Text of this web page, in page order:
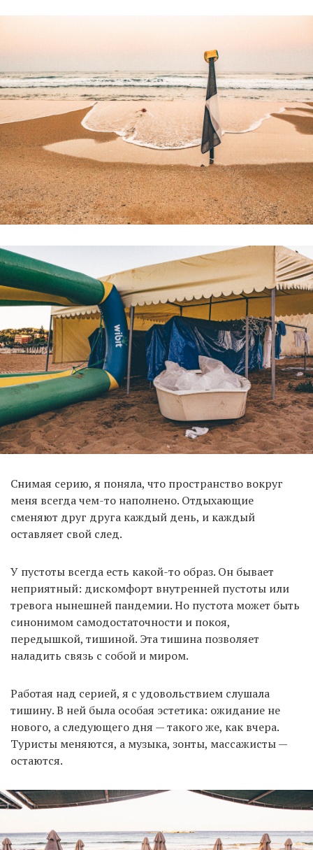
Снимая серию, я поняла, что пространство вокруг
меня всегда чем-то наполнено. Отдыхающие
сменяют друг друга каждый день, и каждый
оставляет свой след.
У пустоты всегда есть какой-то образ. Он бывает
неприятный: дискомфорт внутренней пустоты или
тревога нынешней пандемии. Но пустота может быть
синонимом самодостаточности и покоя,
передышкой, тишиной. Эта тишина позволяет
наладить связь с собой и миром.
Работая над серией, я с удовольствием слушала
тишину. В ней была особая эстетика: ожидание не
нового, а следующего дня — такого же, как вчера.
Туристы меняются, а музыка, зонты, массажисты —
остаются.